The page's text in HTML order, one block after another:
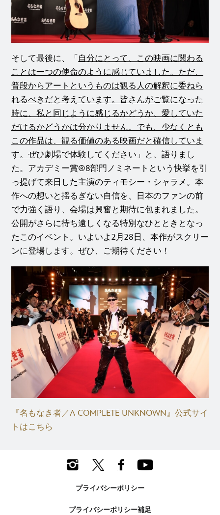
そして最後に、「 自分にとって、この映画に関わる
ことは一つの使命のように感じていました。ただ、
普段からアートというものは観る人の解釈に委ねら
れるべきだと考えています。皆さんがご覧になった
時に、私と同じように感じるかどうか、愛していた
だけるかどうかは分かりません。でも、少なくとも
この作品は、観る価値のある映画だと確信していま
す。ぜひ劇場で体験してください 」と、語りまし
た。アカデミー賞®8部門ノミネートという快挙を引
っ提げて来日した主演のティモシー・シャラメ。本
作への想いと揺るぎない自信を、日本のファンの前
で力強く語り、会場は興奮と期待に包まれました。
公開がさらに待ち遠しくなる特別なひとときとなっ
たこのイベント。いよいよ2月28日、本作がスクリー
ンに登場します。ぜひ、ご期待ください！
『名もなき者／A COMPLETE UNKNOWN』公式サイ
トはこちら
プライバシーポリシー
プライバシーポリシー補足